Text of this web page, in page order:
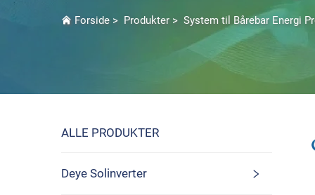
Forside > Produkter > System til Bårebar Energi
ALLE PRODUKTER
Deye Solinverter